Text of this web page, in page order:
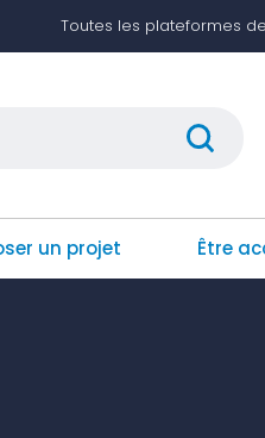
Toutes les plateformes
un projet Être